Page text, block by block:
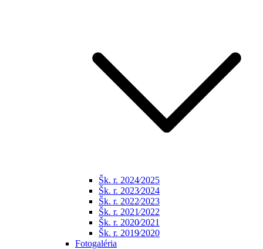
Šk. r. 2024⁄2025
Šk. r. 2023⁄2024
Šk. r. 2022⁄2023
Šk. r. 2021⁄2022
Šk. r. 2020⁄2021
Šk. r. 2019⁄2020
Fotogaléria